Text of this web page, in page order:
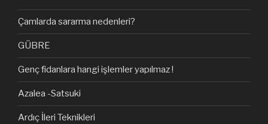
Çamlarda sararma nedenleri?
GÜBRE
Genç fidanlara hangi işlemler yapılmaz !
Azalea -Satsuki
Ardıç İleri Teknikleri